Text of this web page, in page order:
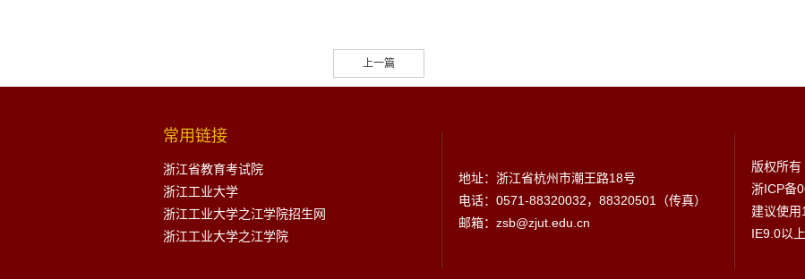
上一篇
常用链接
浙江省教育考试院
浙江工业大学
浙江工业大学之江学院招生网
浙江工业大学之江学院
地址：浙江省杭州市潮王路18号
电话：0571-88320032，88320501（传真）
邮箱：zsb@zjut.edu.cn
版权所
浙ICP备
建议使用
IE9.0以